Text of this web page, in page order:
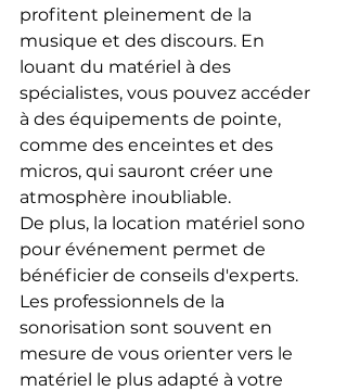
profitent pleinement de la
musique et des discours. En
louant du matériel à des
spécialistes, vous pouvez accéder
à des équipements de pointe,
comme des enceintes et des
micros, qui sauront créer une
atmosphère inoubliable.
De plus, la location matériel sono
pour événement permet de
bénéficier de conseils d'experts.
Les professionnels de la
sonorisation sont souvent en
mesure de vous orienter vers le
matériel le plus adapté à votre